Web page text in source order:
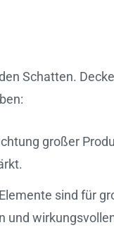
Schatten.
großer
sind für
und